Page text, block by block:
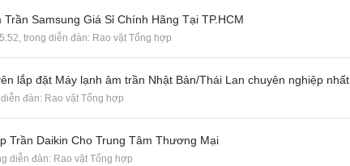
Samsung Giá Sỉ Chính Hãng Tại TP.HCM
, trong diễn đàn: Rao vặt Tổng hợp
lắp đặt Máy lạnh âm trần Nhật Bản/Thái Lan chuyên nghiệp nhất
đàn: Rao vặt Tổng hợp
Trần Daikin Cho Trung Tâm Thương Mại
diễn đàn: Rao vặt Tổng hợp